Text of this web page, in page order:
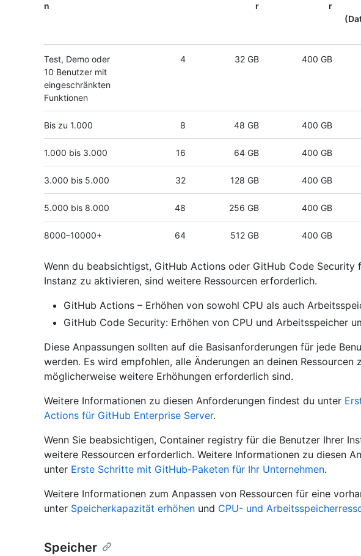
n
r
r
Test, Demo oder
10 Benutzer mit
eingeschränkten
Funktionen
4 32 GB 400 GB
Bis zu 1.000 8 48 GB 400 GB
1.000 bis 3.000 16 64 GB 400 GB
3.000 bis 5.000 32 128 GB 400 GB
5.000 bis 8.000 48 256 GB 400 GB
8000–10000+ 64 512 GB 400 GB
Wenn du beabsichtigst, GitHub Actions oder GitHub Code Security
Instanz zu aktivieren, sind weitere Ressourcen erforderlich.
GitHub Actions – Erhöhen von sowohl CPU als auch
GitHub Code Security: Erhöhen von CPU und Arbeitsspeicher
Diese Anpassungen sollten auf die Basisanforderungen für jede
werden. Es wird empfohlen, alle Änderungen an deinen Ressourcen
möglicherweise weitere Erhöhungen erforderlich sind.
Weitere Informationen zu diesen Anforderungen findest du unter
Actions für GitHub Enterprise Server.
Wenn Sie beabsichtigen, Container registry für die Benutzer Ihrer
weitere Ressourcen erforderlich. Weitere Informationen zu diesen
unter Erste Schritte mit GitHub-Paketen für Ihr Unternehmen.
Weitere Informationen zum Anpassen von Ressourcen für eine
unter Speicherkapazität erhöhen und CPU- und
Speicher